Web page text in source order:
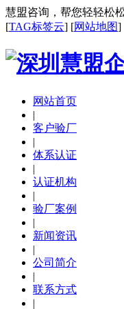
慧盟咨询，帮您轻轻松
[TAG标签云] [网站地图]
网站首页
|
客户验厂
|
体系认证
|
认证机构
|
验厂案例
|
新闻资讯
|
公司简介
|
联系方式
|